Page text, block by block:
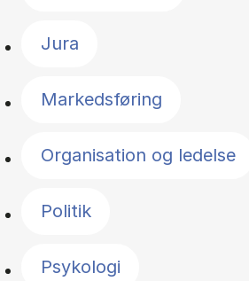
Jura
Markedsføring
Organisation og ledelse
Politik
Psykologi